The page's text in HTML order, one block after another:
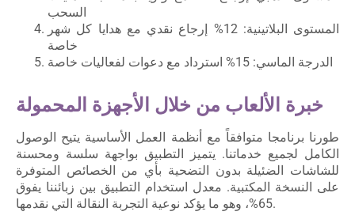
السحب
المستوى البلاتينية: 12% إرجاع نقدي مع هدايا كل شهر
خاصة
الدرجة الماسي: 15% استرداد مع دعوات لفعاليات خاصة
خبرة الألعاب من خلال الأجهزة المحمولة
طورنا برنامجا متوافقاً مع أنظمة العمل الأساسية يتيح الوصول
الكامل لجميع خدماتنا. يتميز التطبيق بواجهة سلسة ومحسنة
للشاشات الضئيلة بدون التضحية بأي من الخصائص المتوفرة
على النسخة المكتبية. معدل استخدام التطبيق بين زبائننا يفوق
65%، وهو ما يؤكد نوعية التجربة النقالة التي نقدمها.